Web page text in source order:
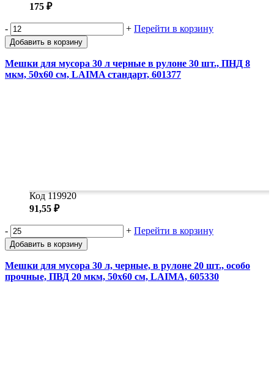
175 ₽
- + Перейти в корзину
Добавить в корзину
Мешки для мусора 30 л черные в рулоне 30 шт., ПНД 8
мкм, 50х60 см, LAIMA стандарт, 601377
Код 119920
91,55 ₽
- + Перейти в корзину
Добавить в корзину
Мешки для мусора 30 л, черные, в рулоне 20 шт., особо
прочные, ПВД 20 мкм, 50х60 см, LAIMA, 605330